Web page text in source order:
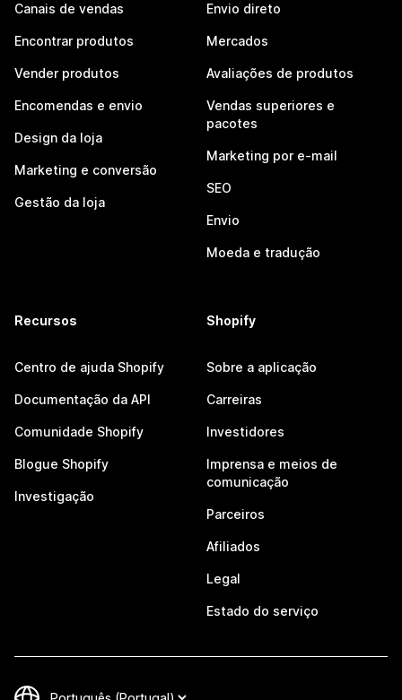
Canais de vendas
Encontrar produtos
Vender produtos
Encomendas e envio
Design da loja
Marketing e conversão
Gestão da loja
Envio direto
Mercados
Avaliações de produtos
Vendas superiores e
pacotes
Marketing por e-mail
SEO
Envio
Moeda e tradução
Recursos
Centro de ajuda Shopify
Documentação da API
Comunidade Shopify
Blogue Shopify
Investigação
Shopify
Sobre a aplicação
Carreiras
Investidores
Imprensa e meios de
comunicação
Parceiros
Afiliados
Legal
Estado do serviço